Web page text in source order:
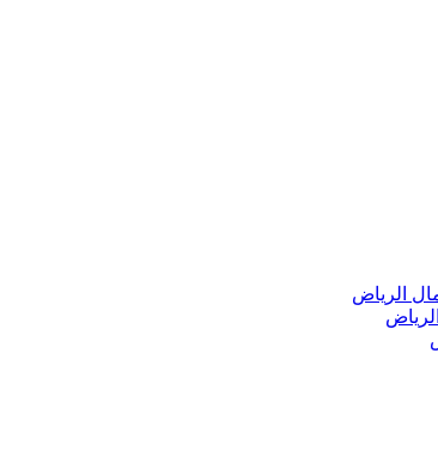
الرياض